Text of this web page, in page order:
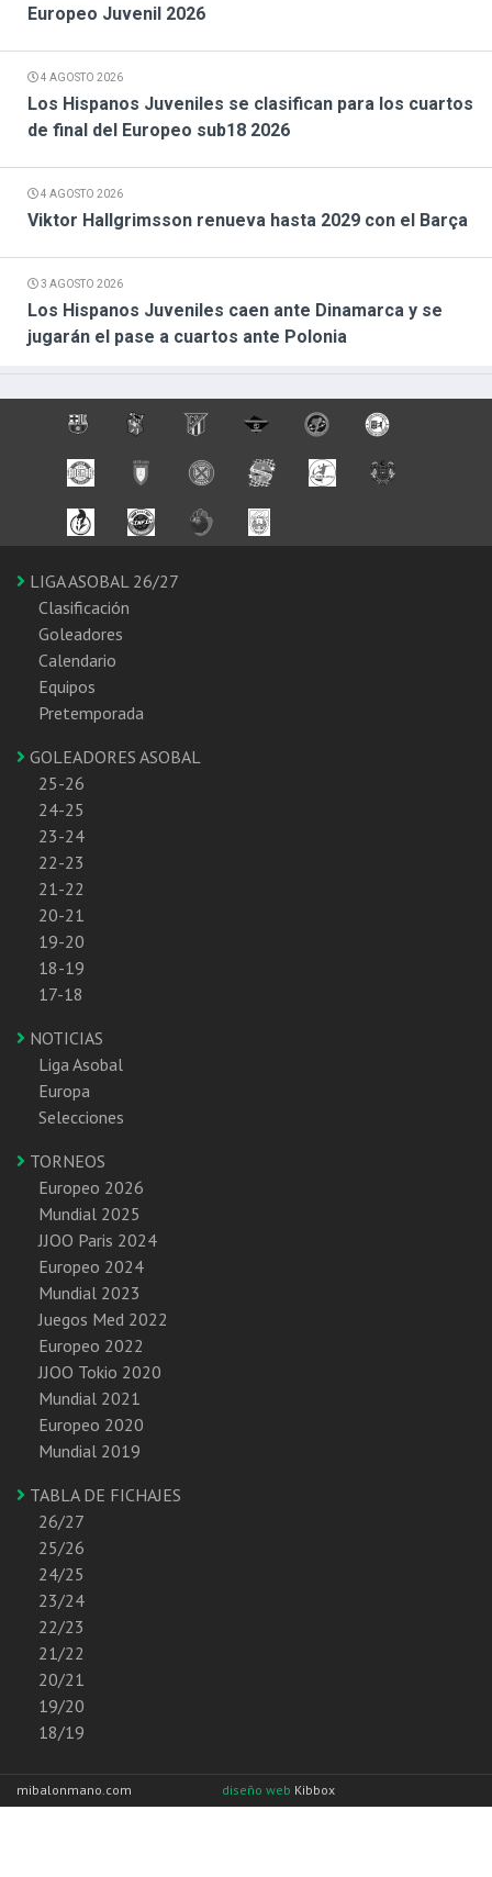
Europeo Juvenil 2026
4 AGOSTO 2026
Los Hispanos Juveniles se clasifican para los cuartos
de final del Europeo sub18 2026
4 AGOSTO 2026
Viktor Hallgrimsson renueva hasta 2029 con el Barça
3 AGOSTO 2026
Los Hispanos Juveniles caen ante Dinamarca y se
jugarán el pase a cuartos ante Polonia
LIGA ASOBAL 26/27
Clasificación
Goleadores
Calendario
Equipos
Pretemporada
GOLEADORES ASOBAL
25-26
24-25
23-24
22-23
21-22
20-21
19-20
18-19
17-18
NOTICIAS
Liga Asobal
Europa
Selecciones
TORNEOS
Europeo 2026
Mundial 2025
JJOO Paris 2024
Europeo 2024
Mundial 2023
Juegos Med 2022
Europeo 2022
JJOO Tokio 2020
Mundial 2021
Europeo 2020
Mundial 2019
TABLA DE FICHAJES
26/27
25/26
24/25
23/24
22/23
21/22
20/21
19/20
18/19
mibalonmano.com diseño web Kibbox